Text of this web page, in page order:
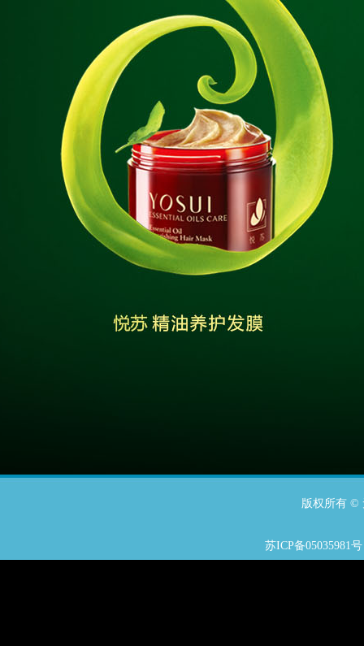
版权所有 ©
苏ICP备05035981号